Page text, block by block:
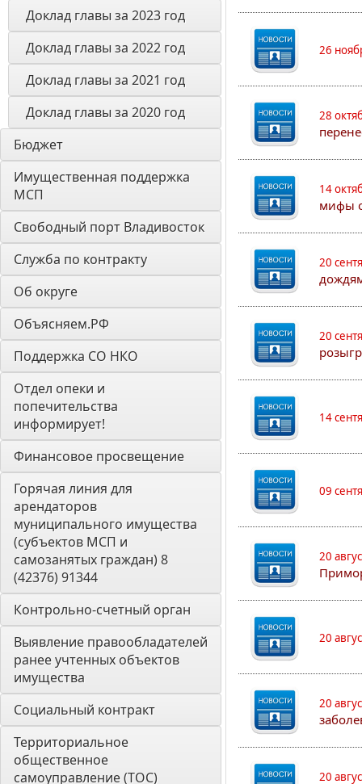
Доклад главы за 2023 год
Доклад главы за 2022 год
Доклад главы за 2021 год
Доклад главы за 2020 год
Бюджет
Имущественная поддержка
МСП
Свободный порт Владивосток
Служба по контракту
Об округе
Объясняем.РФ
Поддержка СО НКО
Отдел опеки и
попечительства
информирует!
Финансовое просвещение
Горячая линия для
арендаторов
муниципального имущества
(субъектов МСП и
самозанятых граждан) 8
(42376) 91344
Контрольно-счетный орган
Выявление правообладателей
ранее учтенных объектов
имущества
Социальный контракт
Территориальное
общественное
самоуправление (ТОС)
26
28
14
мифы
20
20
14
09
20
20
20
20